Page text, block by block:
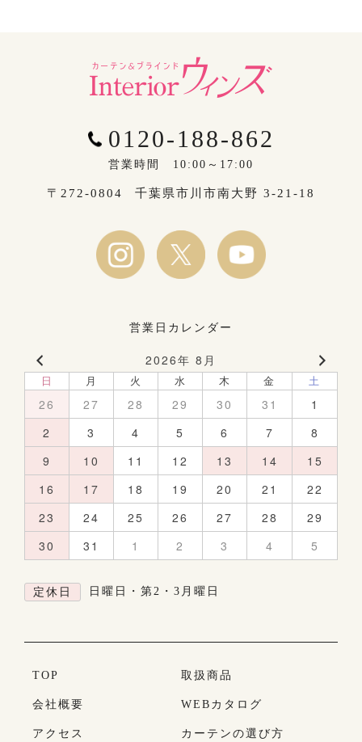
0120-188-862
営業時間 10:00～17:00
〒272-0804 千葉県市川市南大野 3-21-18
営業日カレンダー
2026年 8月
日 月 火 水 木 金 土
26 27 28 29 30 31
1
2
3 4 5 6 7
8
9
10 11 12 13 14
15
16
17 18 19 20 21
22
23
24 25 26 27 28
29
30
31 1 2 3 4 5
定休日 日曜日・第2・3月曜日
TOP
会社概要
アクセス
取扱商品
WEBカタログ
カーテンの選び方